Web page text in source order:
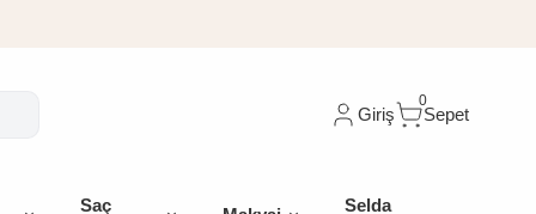
Giriş
0
Sepet
Saç
Selda